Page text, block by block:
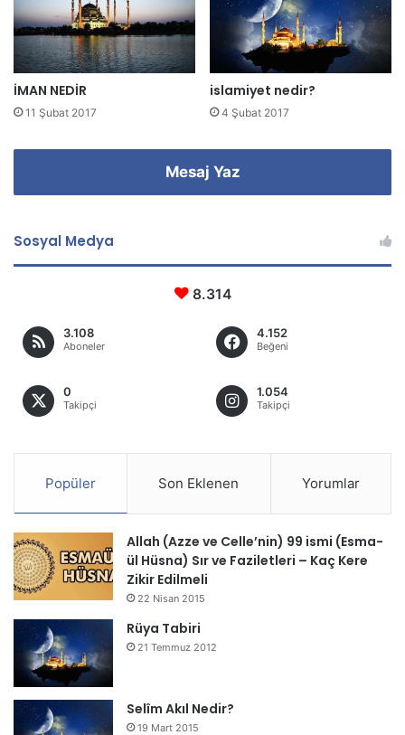
i
n
İMAN NEDİR
11 Şubat 2017
islamiyet nedir?
4 Şubat 2017
Mesaj Yaz
Sosyal Medya
8.314
3.108
Aboneler
4.152
Beğeni
0
Takipçi
1.054
Takipçi
Popüler Son Eklenen Yorumlar
Allah (Azze ve Celle’nin) 99 ismi (Esma-
ül Hüsna) Sır ve Faziletleri – Kaç Kere
Zikir Edilmeli
22 Nisan 2015
Rüya Tabiri
21 Temmuz 2012
Selîm Akıl Nedir?
19 Mart 2015